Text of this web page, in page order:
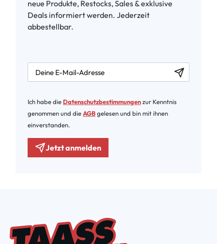
neue Produkte, Restocks, Sales & exklusive
Deals informiert werden. Jederzeit
abbestellbar.
newsletter.labelEmail
Ich habe die Datenschutzbestimmungenzur Kenntnis
genommen und dieAGBgelesen und bin mit ihnen
einverstanden.
Jetzt anmelden